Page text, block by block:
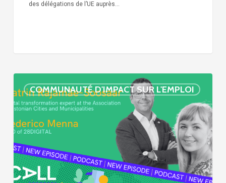
des délégations de l’UE auprès…
COMMUNAUTÉ D'IMPACT SUR L'EMPLOI
Simone »
épisode
:
villes
et
numérisation